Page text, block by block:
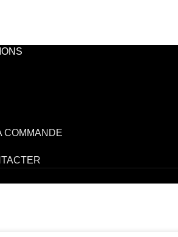
COMMANDE